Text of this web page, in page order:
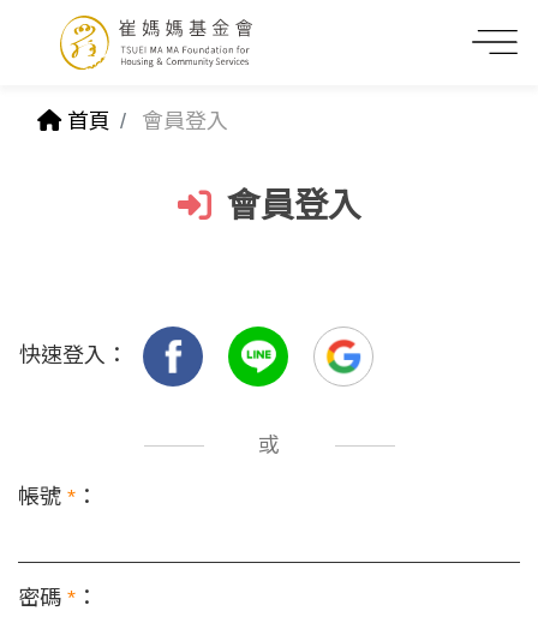
首頁 會員登入
會員登入
快速登入：
或
帳號 * ：
密碼 * ：